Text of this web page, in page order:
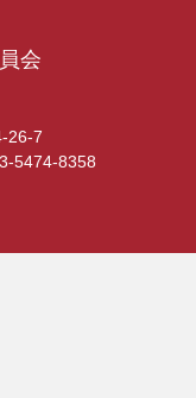
会
26-7
5474-8358